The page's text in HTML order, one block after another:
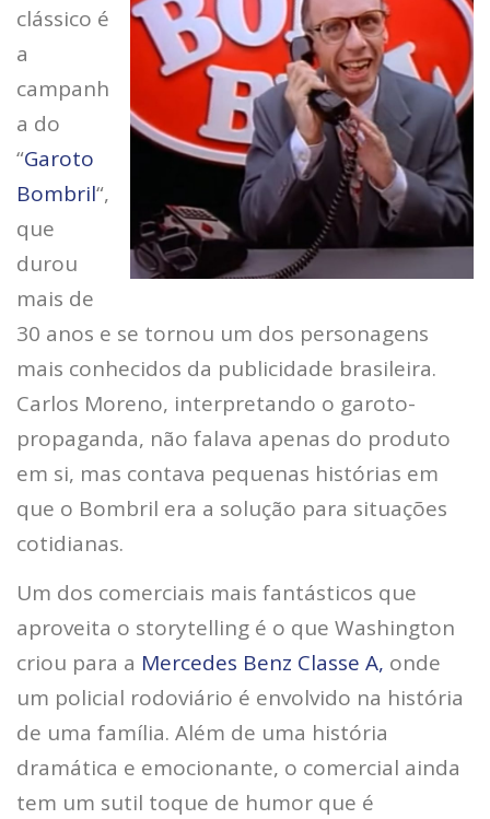
clássico é
a
campanh
a do
“Garoto
Bombril“,
que
durou
mais de
30 anos e se tornou um dos personagens
mais conhecidos da publicidade brasileira.
Carlos Moreno, interpretando o garoto-
propaganda, não falava apenas do produto
em si, mas contava pequenas histórias em
que o Bombril era a solução para situações
cotidianas.
Um dos comerciais mais fantásticos que
aproveita o storytelling é o que Washington
criou para a Mercedes Benz Classe A, onde
um policial rodoviário é envolvido na história
de uma família. Além de uma história
dramática e emocionante, o comercial ainda
tem um sutil toque de humor que é